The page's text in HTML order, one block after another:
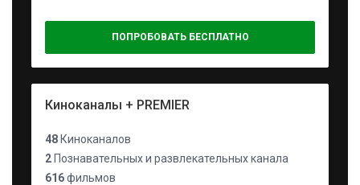
ПОПРОБОВАТЬ БЕСПЛАТНО
Киноканалы + PREMIER
48 Киноканалов
2 Познавательных и развлекательных канала
616фильмов